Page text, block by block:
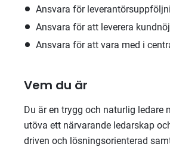
Ansvara för
Ansvara för att leverera
Ansvara för att vara med i
Vem du är
Du är en trygg och naturlig ledare
utöva ett närvarande ledarskap
driven och lösningsorienterad